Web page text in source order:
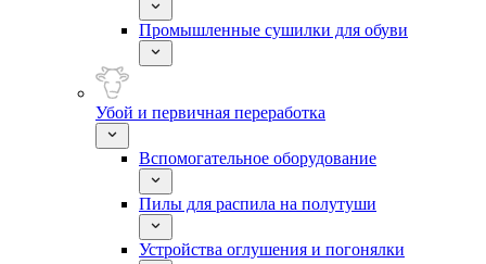
Промышленные сушилки для обуви
Убой и первичная переработка
Вспомогательное оборудование
Пилы для распила на полутуши
Устройства оглушения и погонялки